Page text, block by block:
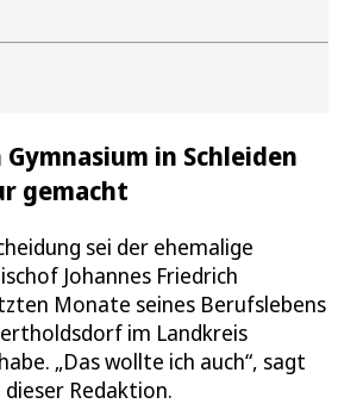
in Schleiden
gemacht
sei der ehemalige
Johannes Friedrich
Monate seines Berufslebens
im Landkreis
„Das wollte ich auch“, sagt
Redaktion.